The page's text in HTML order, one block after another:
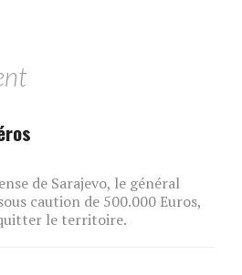
de Sarajevo, le général
caution de 500.000 Euros,
le territoire.